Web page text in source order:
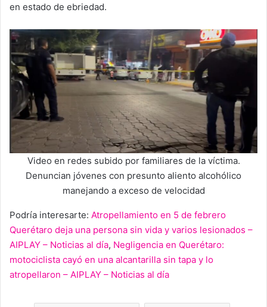
en estado de ebriedad.
Video en redes subido por familiares de la víctima.
Denuncian jóvenes con presunto aliento alcohólico
manejando a exceso de velocidad
Podría interesarte: Atropellamiento en 5 de febrero
Querétaro deja una persona sin vida y varios lesionados –
AIPLAY – Noticias al día, Negligencia en Querétaro:
motociclista cayó en una alcantarilla sin tapa y lo
atropellaron – AIPLAY – Noticias al día